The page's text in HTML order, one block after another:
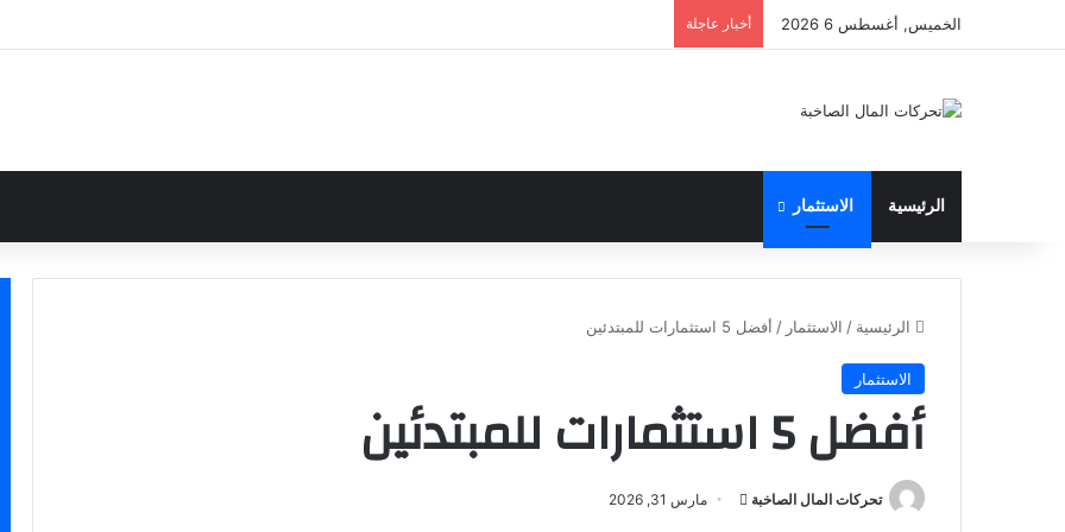
الخميس, أغسطس 6 2026 أخبار عاجلة
الرئيسية الاستثمار
الرئيسية / الاستثمار / أفضل 5 استثمارات للمبتدئين
الاستثمار
أفضل 5 استثمارات للمبتدئين
تحركات المال الصاخبة
أرسل مارس 31, 2026